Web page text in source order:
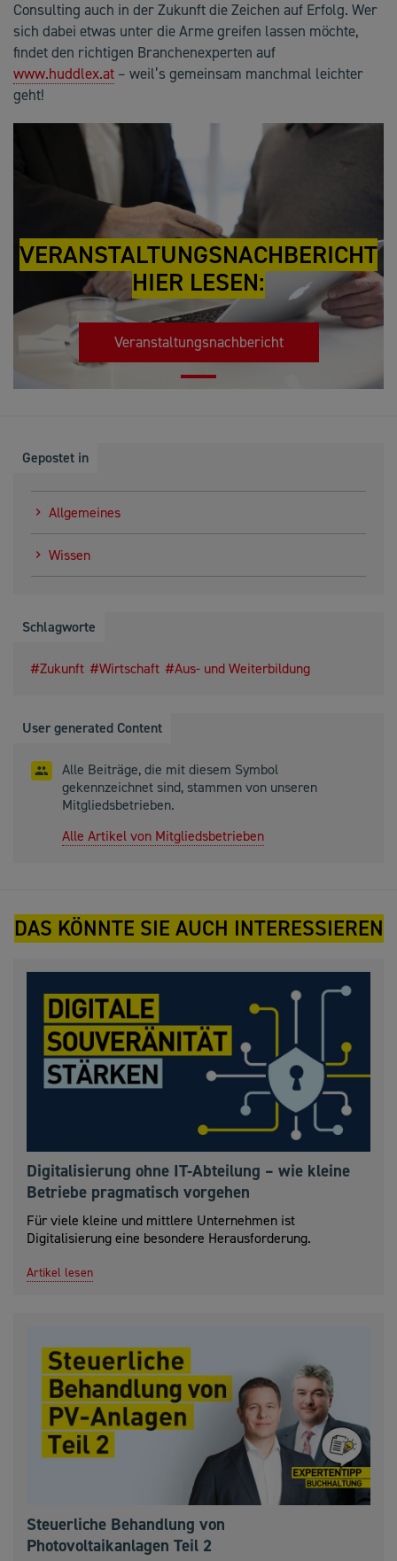
Consulting auch in der Zukunft die Zeichen auf Erfolg. Wer
sich dabei etwas unter die Arme greifen lassen möchte,
findet den richtigen Branchenexperten auf
www.huddlex.at – weil’s gemeinsam manchmal leichter
geht!
VERANSTALTUNGSNACHBERICHT
HIER LESEN:
Veranstaltungsnachbericht
Gepostet in
Allgemeines
Wissen
Schlagworte
Zukunft Wirtschaft Aus- und Weiterbildung
User generated Content
Alle Beiträge, die mit diesem Symbol
gekennzeichnet sind, stammen von unseren
Mitgliedsbetrieben.
Alle Artikel von Mitgliedsbetrieben
DAS KÖNNTE SIE AUCH INTERESSIEREN
Digitalisierung ohne IT-Abteilung – wie kleine
Betriebe pragmatisch vorgehen
Für viele kleine und mittlere Unternehmen ist
Digitalisierung eine besondere Herausforderung.
Artikel lesen
Steuerliche Behandlung von
Photovoltaikanlagen Teil 2